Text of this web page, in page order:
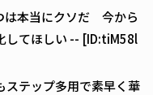
は本当にクソだ 今から
してほしい -- [ID:tiM58l
ステップ多用で素早く華